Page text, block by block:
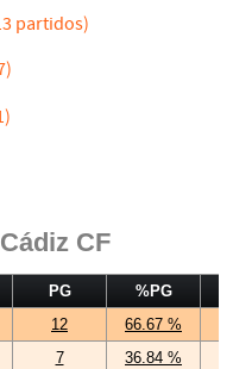
partidos)
CF
PG
%PG
12
66.67 %
7
36.84 %